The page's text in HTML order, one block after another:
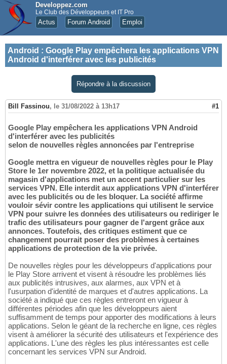
Developpez.com
Le Club des Développeurs et IT Pro
Actus Forum Android Emploi
Android : Google Play empêchera les applications VPN
Android d'interférer avec les publicités
Répondre à la discussion
Bill Fassinou, le 31/08/2022 à 13h17 #1
Google Play empêchera les applications VPN Android
d'interférer avec les publicités
selon de nouvelles règles annoncées par l'entreprise
Google mettra en vigueur de nouvelles règles pour le Play
Store le 1er novembre 2022, et la politique actualisée du
magasin d'applications met un accent particulier sur les
services VPN. Elle interdit aux applications VPN d'interférer
avec les publicités ou de les bloquer. La société affirme
vouloir sévir contre les applications qui utilisent le service
VPN pour suivre les données des utilisateurs ou rediriger le
trafic des utilisateurs pour gagner de l'argent grâce aux
annonces. Toutefois, des critiques estiment que ce
changement pourrait poser des problèmes à certaines
applications de protection de la vie privée.
De nouvelles règles pour les développeurs d'applications pour
le Play Store arrivent et visent à résoudre les problèmes liés
aux publicités intrusives, aux alarmes, aux VPN et à
l'usurpation d'identité de marques et d'autres applications. La
société a indiqué que ces règles entreront en vigueur à
différentes périodes afin que les développeurs aient
suffisamment de temps pour apporter des modifications à leurs
applications. Selon le géant de la recherche en ligne, ces règles
visent à améliorer la sécurité des utilisateurs et l'expérience des
applications. L'une des règles les plus intéressantes est celle
concernant les services VPN sur Android.